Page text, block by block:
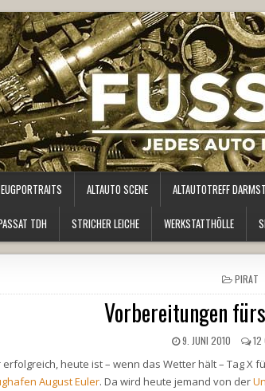
ALTAUTO SCENE ALTAUTOTREFF
TDH STRICHER LEICHE WERKSTATTHÖLLE
POSTED
IN
PIRAT
Vorbereitungen
9. JUNI 2010 12
heute ist – wenn das Wetter hält – Tag X
August Euler. Da wird heute jemand von der